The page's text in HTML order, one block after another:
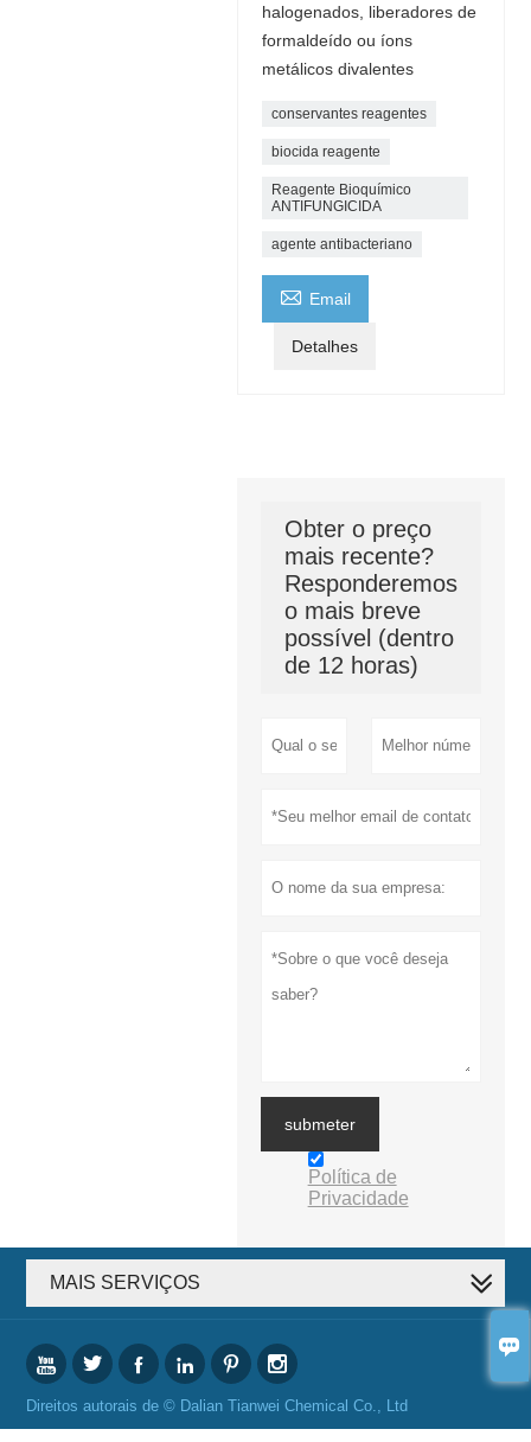

halogenados, liberadores de
formaldeído ou íons
metálicos divalentes
conservantes reagentes
biocida reagente
Reagente Bioquímico
ANTIFUNGICIDA
agente antibacteriano
 Email
Detalhes
Obter o preço
mais recente?
Responderemos
o mais breve
possível (dentro
de 12 horas)
submeter
Política de
Privacidade
MAIS SERVIÇOS
     
Direitos autorais de © Dalian Tianwei Chemical Co., Ltd